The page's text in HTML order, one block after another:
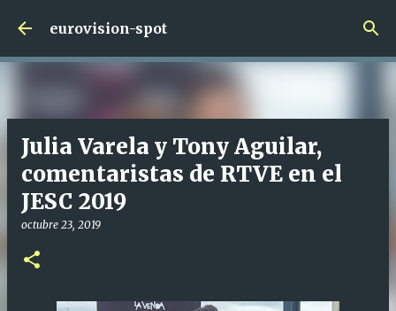
Ir al contenido principal
eurovision-spot
Julia Varela y Tony Aguilar,
comentaristas de RTVE en el
JESC 2019
octubre 23, 2019